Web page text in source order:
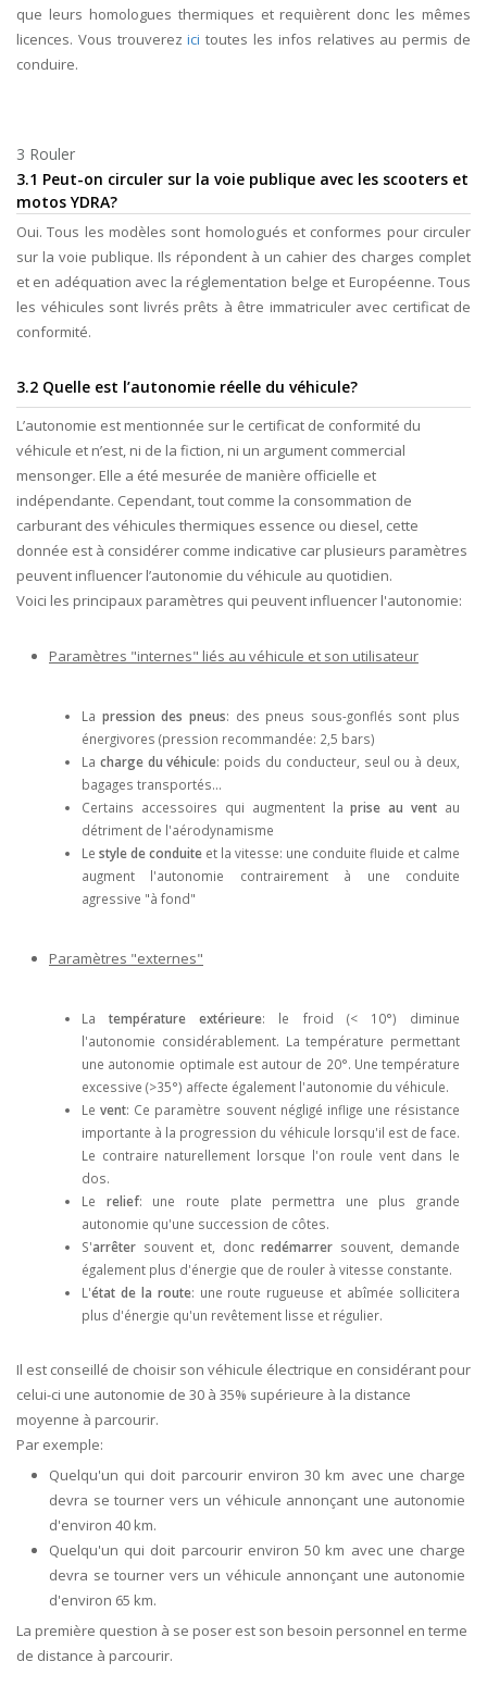
que leurs homologues thermiques et requièrent donc les mêmes
licences. Vous trouverezici toutes les infos relatives au permis de
conduire.
3 Rouler
3.1 Peut-on circuler sur la voie publique avec les scooters et
motos YDRA?
Oui. Tous les modèles sont homologués et conformes pour circuler
sur la voie publique. Ils répondent à un cahier des charges complet
et en adéquation avec la réglementation belge et Européenne. Tous
les véhicules sont livrés prêts à être immatriculer avec certificat de
conformité.
3.2 Quelle est l’autonomie réelle du véhicule?
L’autonomie est mentionnée sur le certificat de conformité du
véhicule et n’est, ni de la fiction, ni un argument commercial
mensonger. Elle a été mesurée de manière officielle et
indépendante. Cependant, tout comme la consommation de
carburant des véhicules thermiques essence ou diesel, cette
donnée est à considérer comme indicative car plusieurs paramètres
peuvent influencer l’autonomie du véhicule au quotidien.
Voici les principaux paramètres qui peuvent influencer l'autonomie:
Paramètres "internes" liés au véhicule et son utilisateur
La pression des pneus: des pneus sous-gonflés sont plus
énergivores (pression recommandée: 2,5 bars)
La charge du véhicule: poids du conducteur, seul ou à deux,
bagages transportés...
Certains accessoires qui augmentent laprise au vent au
détriment de l'aérodynamisme
Le style de conduite et la vitesse: une conduite fluide et calme
augment l'autonomie contrairement à une conduite
agressive "à fond"
Paramètres "externes"
Latempérature extérieure: le froid (< 10°) diminue
l'autonomie considérablement. La température permettant
une autonomie optimale est autour de 20°. Une température
excessive (>35°) affecte également l'autonomie du véhicule.
Levent: Ce paramètre souvent négligé inflige une résistance
importante à la progression du véhicule lorsqu'il est de face.
Le contraire naturellement lorsque l'on roule vent dans le
dos.
Le relief: une route plate permettra une plus grande
autonomie qu'une succession de côtes.
S'arrêter souvent et, donc redémarrer souvent, demande
également plus d'énergie que de rouler à vitesse constante.
L'état de la route: une route rugueuse et abîmée sollicitera
plus d'énergie qu'un revêtement lisse et régulier.
Il est conseillé de choisir son véhicule électrique en considérant pour
celui-ci une autonomie de 30 à 35% supérieure à la distance
moyenne à parcourir.
Par exemple:
Quelqu'un qui doit parcourir environ 30 km avec une charge
devra se tourner vers un véhicule annonçant une autonomie
d'environ 40 km.
Quelqu'un qui doit parcourir environ 50 km avec une charge
devra se tourner vers un véhicule annonçant une autonomie
d'environ 65 km.
La première question à se poser est son besoin personnel en terme
de distance à parcourir.